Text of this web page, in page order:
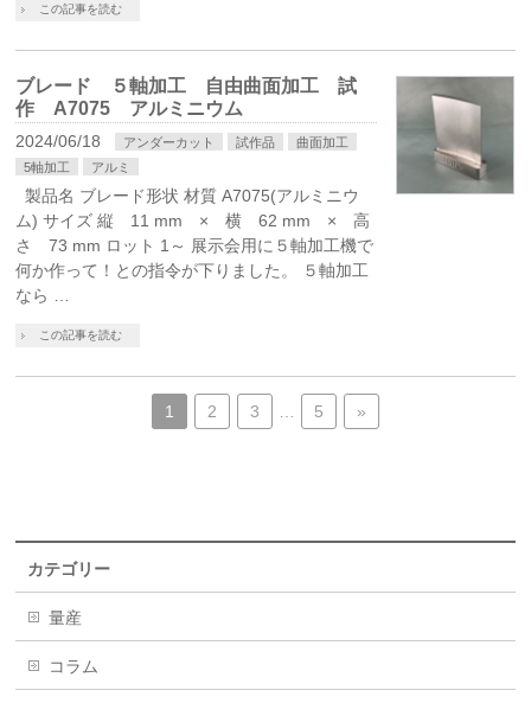
この記事を読む
ブレード ５軸加工 自由曲面加工 試
作 A7075 アルミニウム
2024/06/18 アンダーカット 試作品
曲面加工
5軸加工
アルミ
製品名 ブレード形状 材質 A7075(アルミニウ
ム) サイズ 縦 11 mm × 横 62 mm × 高
さ 73 mm ロット 1～ 展示会用に５軸加工機で
何か作って！との指令が下りました。 ５軸加工
なら …
この記事を読む
1 2 3 5 »
カテゴリー
量産
コラム